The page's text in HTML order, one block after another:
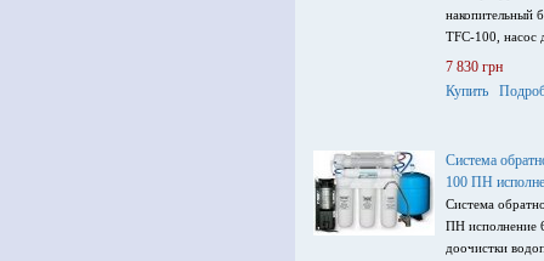
накопительный
TFC-100, насос
отдельным
7 830 грн
Купить
Система
100 ПН
Система
ПН исполнение
доочистки